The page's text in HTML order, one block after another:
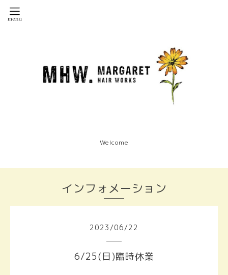
Welcome
インフォメーション
2023 /06/22
6/25(日)臨時休業